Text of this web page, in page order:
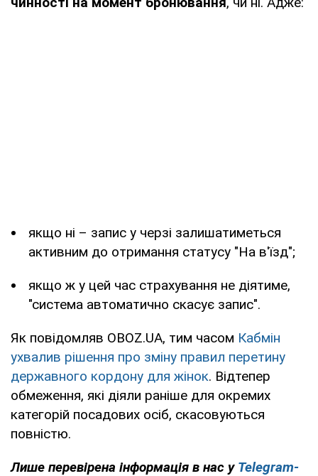
якщо ні – запис у черзі залишатиметься
активним до отримання статусу "На в'їзд";
якщо ж у цей час страхування не діятиме,
"система автоматично скасує запис".
Як повідомляв OBOZ.UA, тим часом Кабмін
ухвалив рішення про зміну правил перетину
державного кордону для жінок. Відтепер
обмеження, які діяли раніше для окремих
категорій посадових осіб, скасовуються
повністю.
Лише перевірена інформація в нас у Telegram-